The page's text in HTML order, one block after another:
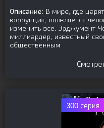
Описание: В мире, где
коррупция, появляется
изменить все. Эрджумент
миллиардер, известный
общественным
300 серия